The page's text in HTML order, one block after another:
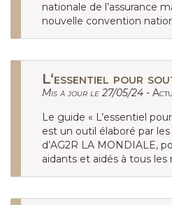
nationale de l’assurance
nouvelle convention
L‘essentiel pour
Mis à jour le 27/05/24 -
Le guide « L’essentiel
est un outil élaboré par
d’AG2R LA MONDIALE,
aidants et aidés à tous les